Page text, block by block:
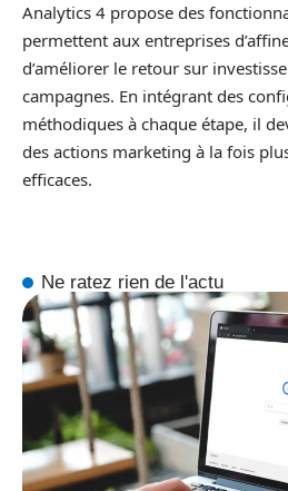
Analytics 4 propose des
permettent aux entreprises
d’améliorer le retour sur
campagnes. En intégrant des
méthodiques à chaque étape, il
des actions marketing à la fois
efficaces.
Ne ratez rien de l'actu